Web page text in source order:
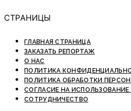
СТРАНИЦЫ
ГЛАВНАЯ СТРАНИЦА
ЗАКАЗАТЬ РЕПОРТАЖ
О НАС
ПОЛИТИКА
ПОЛИТИКА ОБРАБОТКИ
СОГЛАСИЕ НА ИСПОЛЬЗОВАНИЕ
СОТРУДНИЧЕСТВО